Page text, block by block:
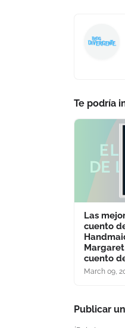
Te podría
Las
cuento
cuento
March 09,
Publicar